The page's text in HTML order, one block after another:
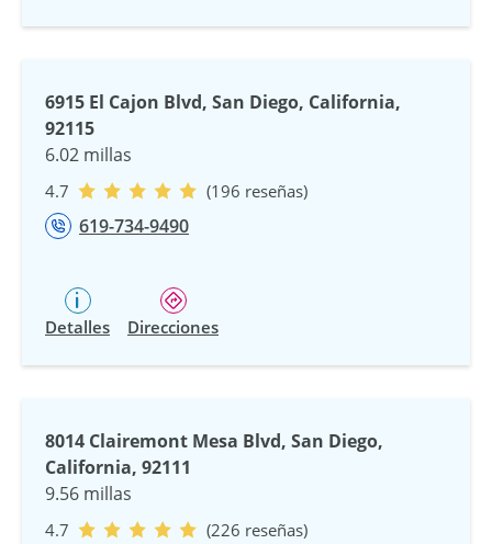
6915 El Cajon Blvd, San Diego, California,
92115
6.02 millas
4.7 (196 reseñas)
619-734-9490
Detalles Direcciones
8014 Clairemont Mesa Blvd, San Diego,
California, 92111
9.56 millas
4.7 (226 reseñas)